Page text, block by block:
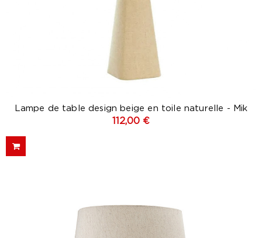
Lampe de table design beige en toile naturelle - Mik
112,00 €